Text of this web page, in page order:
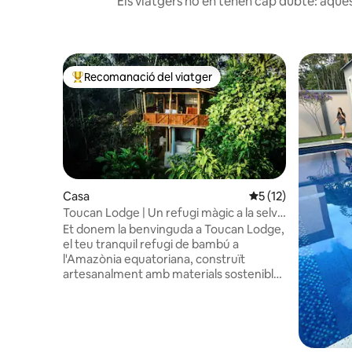
Principals recomanacions dels viatgers
Recomanació del viatger
Casa 5 de puntuació
5 (12)
Toucan Lodge | Un refugi màgic a la selva
amazònica
Et donem la benvinguda a Toucan Lodge,
el teu tranquil refugi de bambú a
l'Amazònia equatoriana, construït
artesanalment amb materials sostenibles